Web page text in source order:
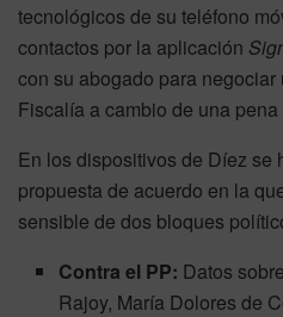
tecnológicos de su teléfono
contactos por la aplicación
con su abogado para
Fiscalía a cambio de una pena
En los dispositivos de Díez se
propuesta de acuerdo en la
sensible de dos bloques
Contra el PP: Datos
Rajoy, María Dolores de